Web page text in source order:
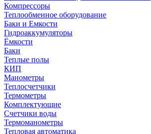
Компрессоры
Теплообменное оборудование
Баки и Емкости
Гидроаккумуляторы
Ёмкости
Баки
Теплые полы
КИП
Манометры
Теплосчетчики
Термометры
Комплектующие
Счетчики воды
Термоманометры
Тепловая автоматика